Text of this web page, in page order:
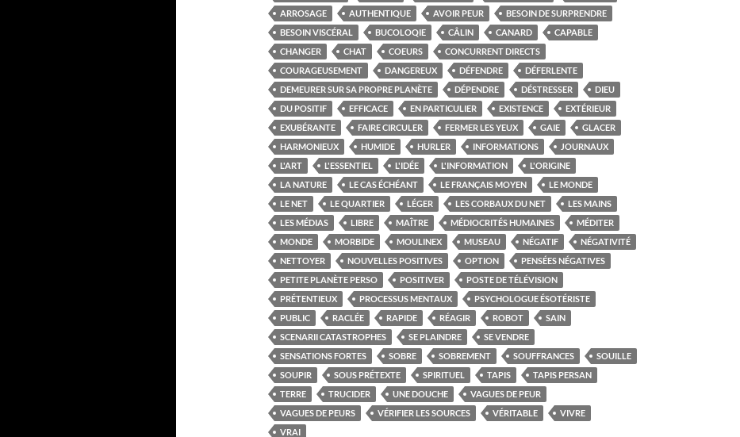
ARROSAGE
AUTHENTIQUE AVOIR PEUR
BESOIN DE SURPRENDRE
BESOIN VISCÉRAL
BUCOLOQIE CÂLIN CANARD
CAPABLE
CHANGER
CHAT COEURS
CONCURRENT DIRECTS
COURAGEUSEMENT
DANGEREUX DÉFENDRE
DÉFERLENTE
DEMEURER SUR SA PROPRE PLANÈTE
DÉPENDRE DÉSTRESSER
DIEU
DU POSITIF
EFFICACE EN PARTICULIER EXISTENCE
EXTÉRIEUR
EXUBÉRANTE
FAIRE CIRCULER FERMER LES YEUX GAIE
GLACER
HARMONIEUX
HUMIDE HURLER INFORMATIONS
JOURNAUX
L'ART
L'ESSENTIEL L'IDÉE L'INFORMATION
L'ORIGINE
LA NATURE
LE CAS ÉCHÉANT LE FRANÇAIS MOYEN
LE MONDE
LE NET
LE QUARTIER LÉGER LES CORBAUX DU NET
LES MAINS
LES MÉDIAS
LIBRE MAÎTRE MÉDIOCRITÉS HUMAINES
MÉDITER
MONDE
MORBIDE MOULINEX MUSEAU NÉGATIF
NÉGATIVITÉ
NETTOYER
NOUVELLES POSITIVES OPTION
PENSÉES NÉGATIVES
PETITE PLANÈTE PERSO
POSITIVER
POSTE DE TÉLÉVISION
PRÉTENTIEUX
PROCESSUS MENTAUX
PSYCHOLOGUE ÉSOTÉRISTE
PUBLIC
RACLÉE RAPIDE RÉAGIR ROBOT
SAIN
SCENARII CATASTROPHES
SE PLAINDRE
SE VENDRE
SENSATIONS FORTES
SOBRE SOBREMENT SOUFFRANCES
SOUILLE
SOUPIR
SOUS PRÉTEXTE SPIRITUEL TAPIS
TAPIS PERSAN
TERRE
TRUCIDER UNE DOUCHE
VAGUES DE PEUR
VAGUES DE PEURS
VÉRIFIER LES SOURCES VÉRITABLE
VIVRE
VRAI